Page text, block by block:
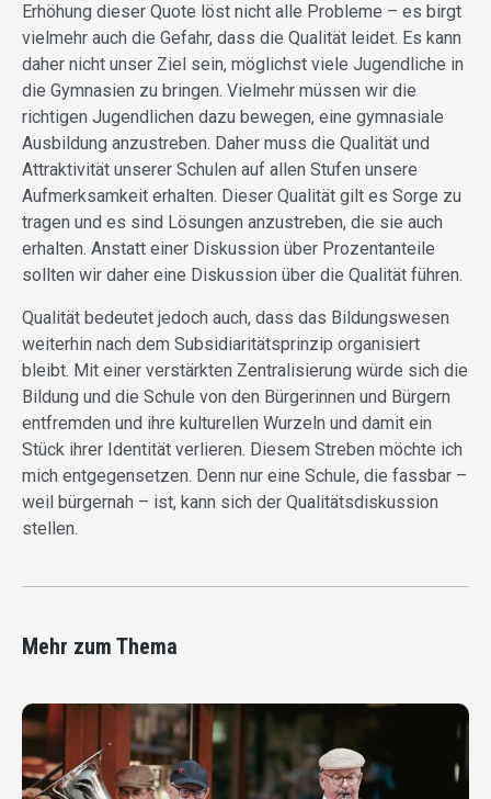
Erhöhung dieser Quote löst nicht alle Probleme – es birgt
vielmehr auch die Gefahr, dass die Qualität leidet. Es kann
daher nicht unser Ziel sein, möglichst viele Jugendliche in
die Gymnasien zu bringen. Vielmehr müssen wir die
richtigen Jugendlichen dazu bewegen, eine gymnasiale
Ausbildung anzustreben. Daher muss die Qualität und
Attraktivität unserer Schulen auf allen Stufen unsere
Aufmerksamkeit erhalten. Dieser Qualität gilt es Sorge zu
tragen und es sind Lösungen anzustreben, die sie auch
erhalten. Anstatt einer Diskussion über Prozentanteile
sollten wir daher eine Diskussion über die Qualität führen.
Qualität bedeutet jedoch auch, dass das Bildungswesen
weiterhin nach dem Subsidiaritätsprinzip organisiert
bleibt. Mit einer verstärkten Zentralisierung würde sich die
Bildung und die Schule von den Bürgerinnen und Bürgern
entfremden und ihre kulturellen Wurzeln und damit ein
Stück ihrer Identität verlieren. Diesem Streben möchte ich
mich entgegensetzen. Denn nur eine Schule, die fassbar –
weil bürgernah – ist, kann sich der Qualitätsdiskussion
stellen.
Mehr zum Thema